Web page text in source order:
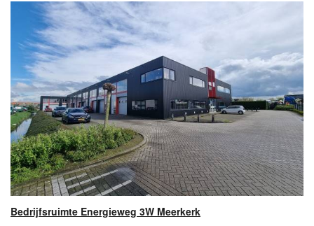
Bedrijfsruimte Energieweg 3W Meerkerk